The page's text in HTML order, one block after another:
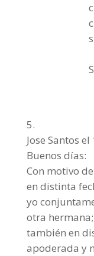
Jose Santos el
Buenos días:
Con motivo
en distinta
yo
otra
también en
apoderada y